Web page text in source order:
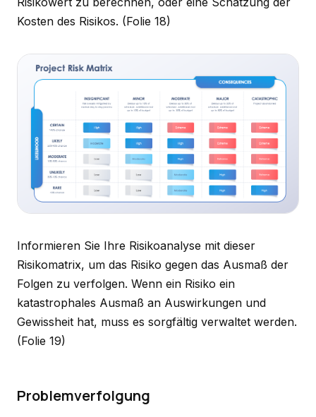
Kosten des Risikos. (Folie 18)
Informieren Sie Ihre Risikoanalyse mit dieser
Risikomatrix, um das Risiko gegen das Ausmaß der
Folgen zu verfolgen. Wenn ein Risiko ein
katastrophales Ausmaß an Auswirkungen und
Gewissheit hat, muss es sorgfältig verwaltet werden.
(Folie 19)
Problemverfolgung